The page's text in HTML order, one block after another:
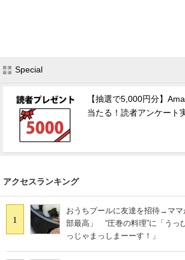
Special
【抽選で5,000円分】
当たる！読者アンケート
アクセスランキング
1
おうちプールに友達を招待→マ
部最高」 “圧巻の料理”に「うっ
っじゃまっしまーーす！」